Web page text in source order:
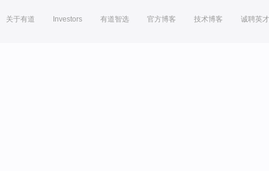
关于有道 Investors 有道智选 官方博客 技术博客 诚聘英才